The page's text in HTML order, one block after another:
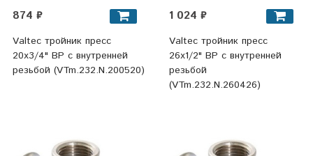
874 ₽
Valtec тройник пресс
20x3/4" ВР с внутренней
резьбой (VTm.232.N.200520)
1 024 ₽
Valtec тройник пресс
26x1/2" ВР с внутренней
резьбой
(VTm.232.N.260426)